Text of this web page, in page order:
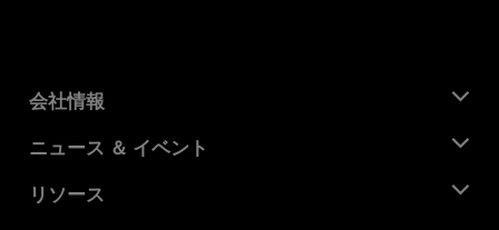
会社情報
AMD について
企業責任
ニュース ＆ イベント
ニュースルーム
リソース